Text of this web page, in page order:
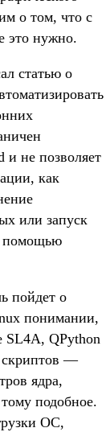
о том, что с
это нужно.
статью о
не позволяет
как
или запуск
помощью
пойдет о
понимании,
SL4A, QPython
скриптов —
ядра,
подобное.
ОС,